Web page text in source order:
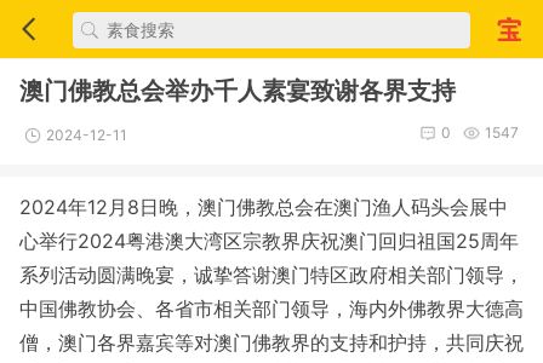
澳门佛教总会举办千人素宴致谢各界支持
2024-12-11 1547
0
2024年12月8日晚，澳门佛教总会在澳门渔人码头会展中
心举行2024粤港澳大湾区宗教界庆祝澳门回归祖国25周年
系列活动圆满晚宴，诚挚答谢澳门特区政府相关部门领导，
中国佛教协会、各省市相关部门领导，海内外佛教界大德高
僧，澳门各界嘉宾等对澳门佛教界的支持和护持，共同庆祝